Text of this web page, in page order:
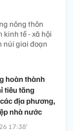
nông thôn
kinh tế - xã hội
núi giai đoạn
hoàn thành
tiêu tăng
địa phương,
nhà nước
17:38’